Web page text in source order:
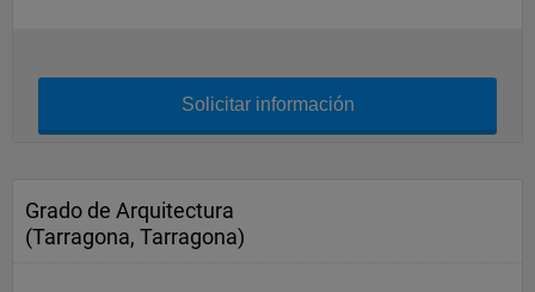
Solicitar información
Grado de Arquitectura
(Tarragona, Tarragona)